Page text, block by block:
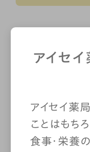
ります。 そ
体の大きさ
響してきます。
アイセ
アイセイ薬
ことはもち
食事・栄養